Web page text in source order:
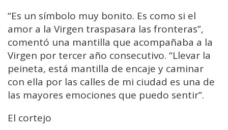
“Es un símbolo muy bonito. Es como si el
amor a la Virgen traspasara las fronteras”,
comentó una mantilla que acompañaba a la
Virgen por tercer año consecutivo. “Llevar la
peineta, está mantilla de encaje y caminar
con ella por las calles de mi ciudad es una de
las mayores emociones que puedo sentir”.
El cortejo